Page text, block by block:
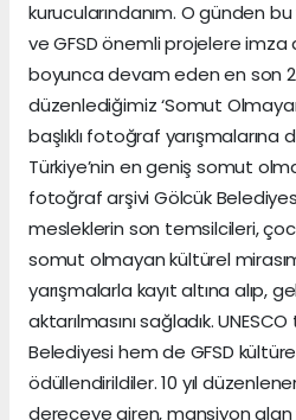
kurucularındanım. O günden
ve GFSD önemli projelere imza
boyunca devam eden en son
düzenlediğimiz ‘Somut
başlıklı fotoğraf
Türkiye’nin en geniş somut
fotoğraf arşivi Gölcük
mesleklerin son temsilcileri,
somut olmayan kültürel
yarışmalarla kayıt altına alıp,
aktarılmasını sağladık.
Belediyesi hem de GFSD
ödüllendirildiler. 10 yıl
dereceye giren, mansiyon